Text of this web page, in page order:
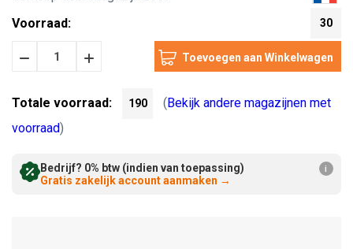
Voorraad:
30
HoeveelheidHoeveelheid
Totale voorraad: 190 ( Bekijk andere magazijnen met
voorraad)
Bedrijf? 0% btw (indien van toepassing)
Gratis zakelijk account aanmaken →
i